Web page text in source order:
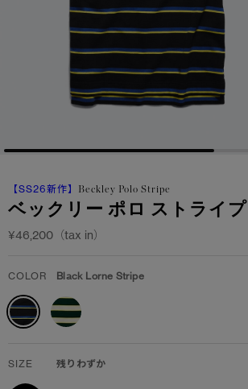
スノーグース
メイドインジャパンTシャツ
アウターウェア
アクセサリー
フットウェア
コレクション
スノーグース
メイドインジャパンTシャツ
アウターウェア
アクセサリー
フットウェア
コレクション
下取り申請
【SS26新作】 Beckley Polo Stripe
ベックリー ポロ ストライプ
¥46,200（tax in）
COLOR Black Lorne Stripe
SIZE 残りわずか